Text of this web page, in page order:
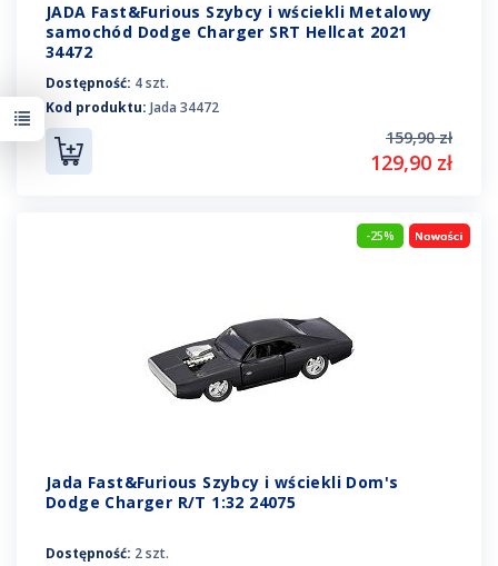
JADA Fast&Furious Szybcy i wściekli Metalowy
samochód Dodge Charger SRT Hellcat 2021
34472
Dostępność: 4 szt.
Kod produktu: Jada 34472
159,90 zł
129,90 zł
-25%
Jada Fast&Furious Szybcy i wściekli Dom's
Dodge Charger R/T 1:32 24075
Dostępność: 2 szt.